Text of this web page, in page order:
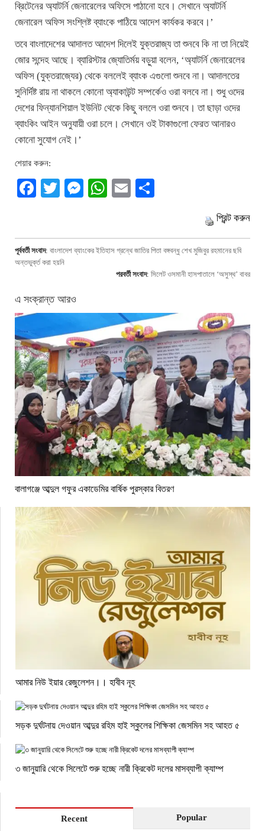
ব্রিটেনের অ্যাটর্নি জেনারেলের অফিসে পাঠানো হবে। সেখানে অ্যাটর্নি
জেনারেল অফিস সংশ্লিষ্ট ব্যাংকে পাঠিয়ে আদেশ কার্যকর করবে।’
তবে বাংলাদেশের আদালত আদেশ দিলেই যুক্তরাজ্য তা শুনবে কি না তা নিয়েই
জোর সন্দেহ আছে। ব্যারিস্টার জ্যোতির্ময় বড়ুয়া বলেন, ‘অ্যাটর্নি জেনারেলের
অফিস (যুক্তরাজ্যের) থেকে বললেই ব্যাংক এগুলো শুনবে না। আদালতের
সুনির্দিষ্ট রায় না থাকলে কোনো অ্যাকাউন্ট সম্পর্কেও ওরা বলবে না। শুধু ওদের
দেশের ফিন্যানশিয়াল ইউনিট থেকে কিছু বললে ওরা শুনবে। তা ছাড়া ওদের
ব্যাংকিং আইন অনুযায়ী ওরা চলে। সেখানে ওই টাকাগুলো ফেরত আনারও
কোনো সুযোগ নেই।’
শেয়ার করুন:
Facebook
TwitterMessenger
WhatsApp
Email
প্রিন্ট করুন
পূর্ববর্তী সংবাদ: বাংলাদেশ ব্যাংকের ইতিহাস গ্রন্থে জাতির পিতা বঙ্গবন্ধু শেখ মুজিবুর রহমানের ছবি
অন্তভুর্ক্ত করা হয়নি
পরবর্তী সংবাদ: সিলেট ওসমানী হাসপাতালে ‘অসুস্থ’ বাবর
এ সংক্রান্ত আরও
বালাগঞ্জে আব্দুল গফুর একাডেমির বার্ষিক পুরস্কার বিতরণ
আমার নিউ ইয়ার রেজুলেশন।। হাবীব নূহ
সড়ক দুর্ঘটনায় দেওয়ান আব্দুর রহিম হাই স্কুলের শিক্ষিকা জেসমিন সহ আহত ৫
৩ জানুয়ারি থেকে সিলেটে শুরু হচ্ছে নারী ক্রিকেট দলের মাসব্যাপী ক্যাম্প
Recent Popular